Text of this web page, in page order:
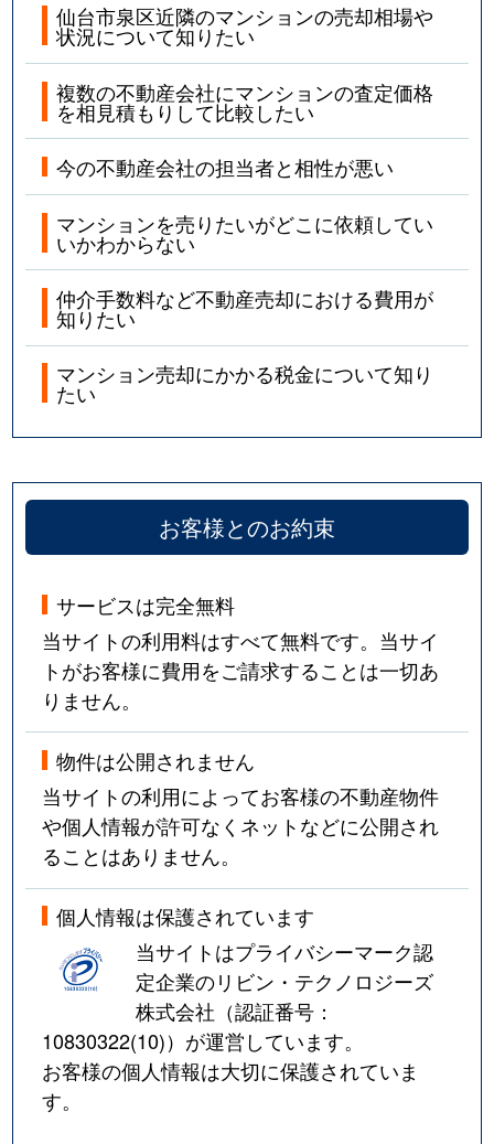
仙台市泉区近隣のマンションの売却相場や
状況について知りたい
複数の不動産会社にマンションの査定価格
を相見積もりして比較したい
今の不動産会社の担当者と相性が悪い
マンションを売りたいがどこに依頼してい
いかわからない
仲介手数料など不動産売却における費用が
知りたい
マンション売却にかかる税金について知り
たい
お客様とのお約束
サービスは完全無料
当サイトの利用料はすべて無料です。当サイ
トがお客様に費用をご請求することは一切あ
りません。
物件は公開されません
当サイトの利用によってお客様の不動産物件
や個人情報が許可なくネットなどに公開され
ることはありません。
個人情報は保護されています
当サイトはプライバシーマーク認
定企業のリビン・テクノロジーズ
株式会社（認証番号：
10830322(10)）が運営しています。
お客様の個人情報は大切に保護されていま
す。